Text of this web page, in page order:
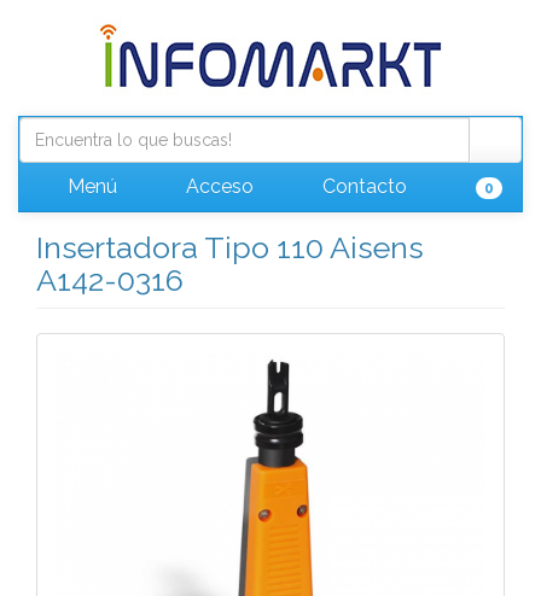
Menú Acceso Contacto 0
Insertadora Tipo 110 Aisens
A142-0316